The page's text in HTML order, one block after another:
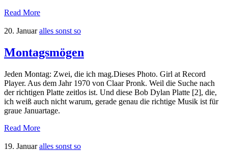
Read More
20. Januar alles sonst so
Montagsmögen
Jeden Montag: Zwei, die ich mag.Dieses Photo. Girl at Record
Player. Aus dem Jahr 1970 von Claar Pronk. Weil die Suche nach
der richtigen Platte zeitlos ist. Und diese Bob Dylan Platte [2], die,
ich weiß auch nicht warum, gerade genau die richtige Musik ist für
graue Januartage.
Read More
19. Januar alles sonst so